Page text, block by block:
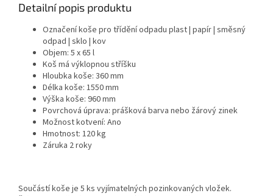
Detailní popis produktu
Označení koše pro třídění odpadu plast | papír | směsný
odpad | sklo | kov
Objem: 5 x 65 l
Koš má výklopnou stříšku
Hloubka koše: 360 mm
Délka koše: 1550 mm
Výška koše: 960 mm
Povrchová úprava: prášková barva nebo žárový zinek
Možnost kotvení: Ano
Hmotnost: 120 kg
Záruka 2 roky
Součástí koše je 5 ks vyjímatelných pozinkovaných vložek.